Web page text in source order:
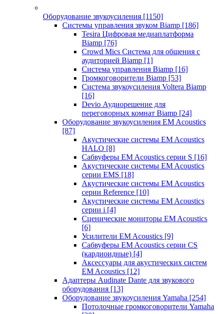
Оборудование звукоусиления [1150]
Системы управления звуком Biamp [186]
Tesira Цифровая медиаплатформа
Biamp [76]
Crowd Mics Система для общения с
аудиторией Biamp [1]
Система управления Biamp [16]
Громкоговорители Biamp [53]
Система звукоусиления Voltera Biamp
[16]
Devio Аудиорешение для
переговорных комнат Biamp [24]
Оборудование звукоусиления EM Acoustics
[87]
Акустические системы EM Acoustics
HALO [8]
Сабвуферы EM Acoustics серии S [16]
Акустические системы EM Acoustics
серии EMS [18]
Акустические системы EM Acoustics
серии Reference [10]
Акустические системы EM Acoustics
серии i [4]
Сценические мониторы EM Acoustics
[6]
Усилители EM Acoustics [9]
Сабвуферы EM Acoustics серии CS
(кардиоидные) [4]
Аксессуары для акустических систем
EM Acoustics [12]
Адаптеры Audinate Dante для звукового
оборудования [13]
Оборудование звукоусиления Yamaha [254]
Потолочные громкоговорители Yamaha